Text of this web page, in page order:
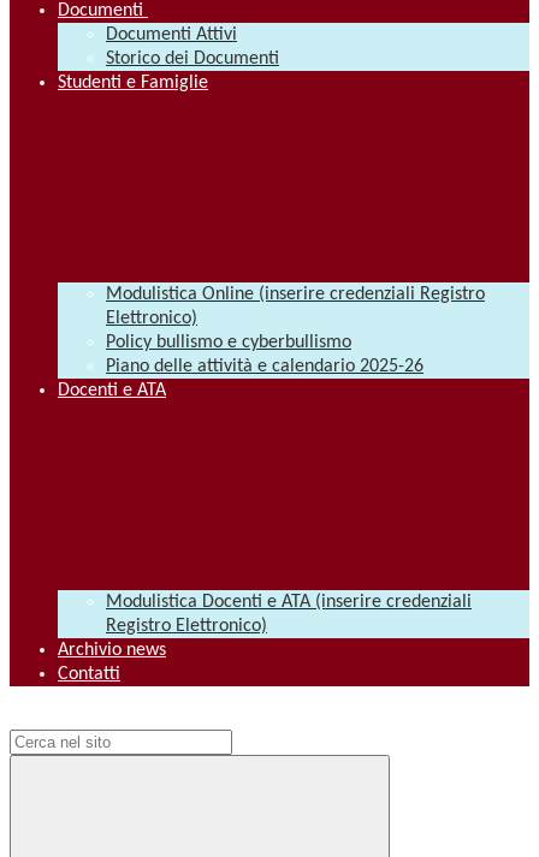
Documenti
Documenti Attivi
Storico dei Documenti
Studenti e Famiglie
Modulistica Online (inserire credenziali Registro
Elettronico)
Policy bullismo e cyberbullismo
Piano delle attività e calendario 2025-26
Docenti e ATA
Modulistica Docenti e ATA (inserire credenziali
Registro Elettronico)
Archivio news
Contatti